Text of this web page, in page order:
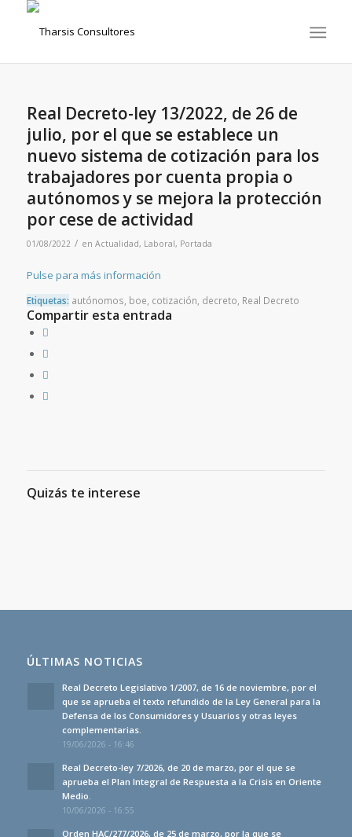
Real Decreto-ley 13/2022, de 26 de
julio, por el que se establece un
nuevo sistema de cotización para los
trabajadores por cuenta propia o
autónomos y se mejora la protección
por cese de actividad
01/08/2022 / en Actualidad, Laboral, Portada
Pulse para más información
Etiquetas: autónomos boe cotización decreto Real Decreto
Compartir esta entrada
Quizás te interese
ÚLTIMAS NOTICIAS
Real Decreto Legislativo 1/2007, de 16 de noviembre, por el
que se aprueba el texto refundido de la Ley General para la
Defensa de los Consumidores y Usuarios y otras leyes
complementarias.
19/06/2026 - 16:46
Real Decreto-ley 7/2026, de 20 de marzo, por el que se
aprueba el Plan Integral de Respuesta a la Crisis en Oriente
Medio.
10/06/2026 - 16:55
Orden HAC/277/2026, de 25 de marzo, por la que se